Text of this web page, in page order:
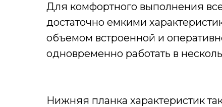
Для комфортного выполнения
достаточно емкими
объемом встроенной и
одновременно работать в
Нижняя планка характеристик